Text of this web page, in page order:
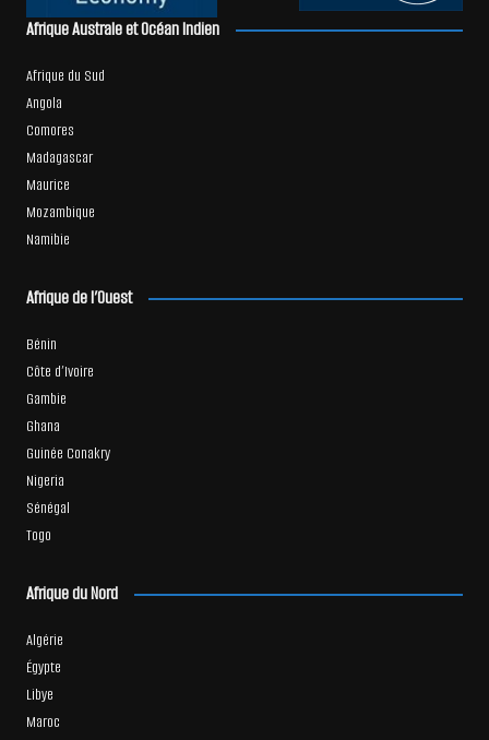
Afrique Australe et Océan Indien
Afrique du Sud
Angola
Comores
Madagascar
Maurice
Mozambique
Namibie
Afrique de l’Ouest
Bénin
Côte d’Ivoire
Gambie
Ghana
Guinée Conakry
Nigeria
Sénégal
Togo
Afrique du Nord
Algérie
Égypte
Libye
Maroc